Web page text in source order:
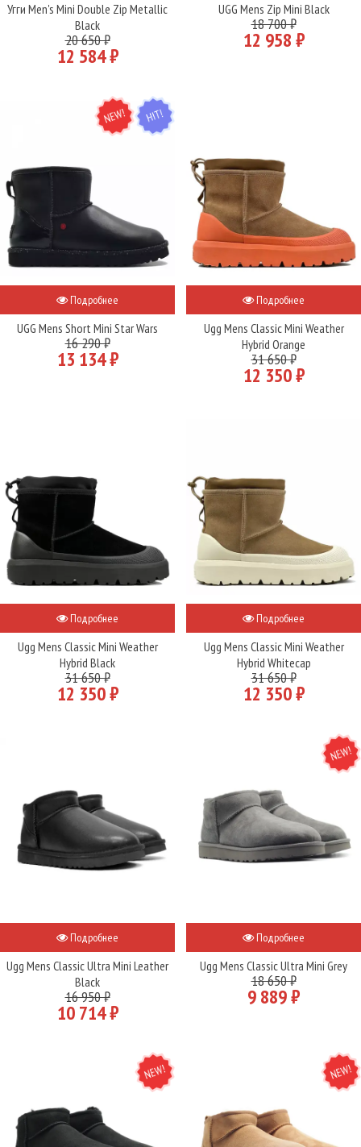
Угги Men's Mini Double Zip Metallic
Black
20 650 ₽
12 584 ₽
UGG Mens Zip Mini Black
18 700 ₽
12 958 ₽
NEW HIT
Подробнее
UGG Mens Short Mini Star Wars
16 290 ₽
13 134 ₽
Подробнее
Ugg Mens Classic Mini Weather
Hybrid Orange
31 650 ₽
12 350 ₽
Подробнее
Ugg Mens Classic Mini Weather
Hybrid Black
31 650 ₽
12 350 ₽
Подробнее
Ugg Mens Classic Mini Weather
Hybrid Whitecap
31 650 ₽
12 350 ₽
Подробнее
Ugg Mens Classic Ultra Mini Leather
Black
16 950 ₽
10 714 ₽
NEW
Подробнее
Ugg Mens Classic Ultra Mini Grey
18 650 ₽
9 889 ₽
NEW NEW